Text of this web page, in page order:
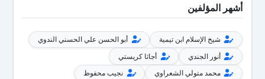
أشهر المؤلفين
شيخ الإسلام ابن تيمية
أبو الحسن علي الحسني الندوي
أنور الجندي
أجاثا كريستي
محمد متولي الشعراوي
نجيب محفوظ